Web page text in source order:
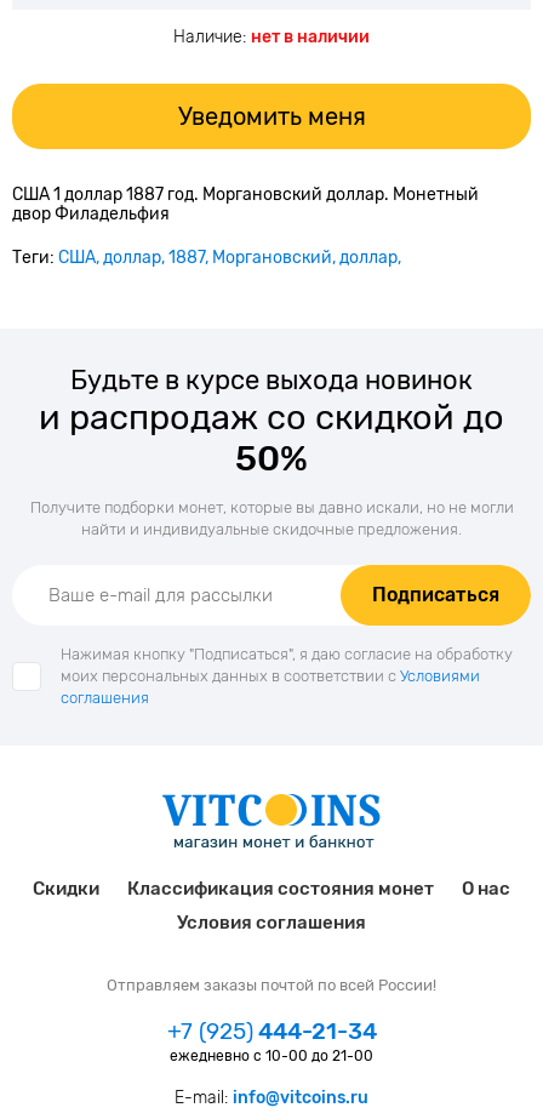
Наличие: нет в наличии
Уведомить меня
США 1 доллар 1887 год. Моргановский доллар. Монетный
двор Филадельфия
Теги: США доллар 1887 Моргановский доллар
Будьте в курсе выхода новинок
и распродаж со скидкой до
50%
Получите подборки монет, которые вы давно искали, но не могли
найти и индивидуальные скидочные предложения.
Подписаться
Нажимая кнопку "Подписаться", я даю согласие на обработку
моих персональных данных в соответствии с Условиями
соглашения
Скидки Классификация состояния монет
О нас
Условия соглашения
Отправляем заказы почтой по всей России!
+7 (925)444-21-34
ежедневно с 10-00 до 21-00
E-mail: info@vitcoins.ru